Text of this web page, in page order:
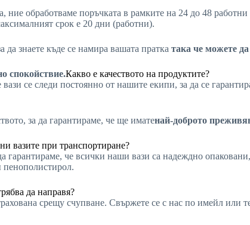
ние обработваме поръчката в рамките на 24 до 48
срок е 20 дни (работни).
знаете къде се намира вашата пратка така че можете
спокойствие.Какво е качеството на продуктите?
се следи постоянно от нашите екипи, за да се
за да гарантираме, че ще иматенай-доброто
вазите при транспортиране?
че всички наши вази са надеждно
пенополистирол.
да направя?
срещу счупване. Свържете се с нас по имейл